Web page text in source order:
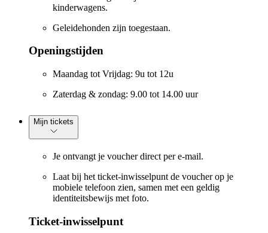
kinderwagens.
Geleidehonden zijn toegestaan.
Openingstijden
Maandag tot Vrijdag: 9u tot 12u
Zaterdag & zondag: 9.00 tot 14.00 uur
Mijn tickets
Je ontvangt je voucher direct per e-mail.
Laat bij het ticket-inwisselpunt de voucher op je
mobiele telefoon zien, samen met een geldig
identiteitsbewijs met foto.
Ticket-inwisselpunt